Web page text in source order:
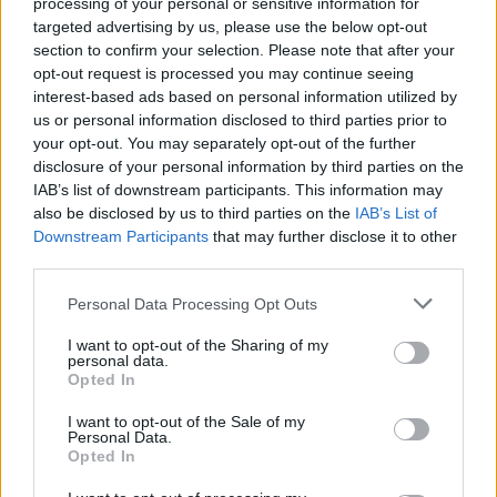
targeted advertising by us, please use the below opt-out
section to confirm your selection. Please note that after your
opt-out request is processed you may continue seeing
interest-based ads based on personal information utilized by
us or personal information disclosed to third parties prior to
your opt-out. You may separately opt-out of the further
disclosure of your personal information by third parties on the
IAB’s list of downstream participants. This information may
also be disclosed by us to third parties on the IAB’s List of
Downstream Participants that may further disclose it to other
Please note that this website/app uses one or more Google
not limited to your visit or usage behaviour. You may click to
grant or deny consent to Google and its third-party tags to
use your data for below specified purposes in below Google
consent section.
Personal Data Processing Opt Outs
I want to opt-out of the Sharing of my
personal data.
Opted In
I want to opt-out of the Sale of my
Personal Data.
Opted In
In vechiul cod civil era prevazut numai regimul
comunitatii legale, dar noul cod civil prevede si
celelalte doua feluri de regimuri.
Conventia matrimoniala are un continut stabilit
dinainte si se incheie la cabinetul unui notar public.
Prin aceasta conventie, in cazul in care unul dintre
soti isi pierde viata, celalalt are dreptul de a prelua,
fara plata, unul sau mai multe bunuri comune,
detinute in coproprietate.
Totodata, in cazul unui eventual divort, in contract
dobandite dupa incheierea mariajului.
Gandeste-te la un astfel de contract daca:
• esti actionar/a la o firma
• este posibil sa primeste o mostenire